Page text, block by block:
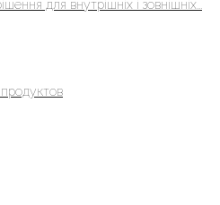
для внутрішніх і зовнішніх...